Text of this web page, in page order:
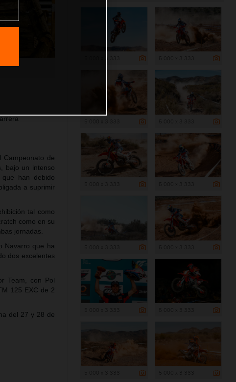
de
bajo un intenso
han debido
a suprimir
tal como
como en su
jornadas.
Navarro que ha
dos excelentes
Team, con Pol
125 EXC de 2
del 27 y 28 de